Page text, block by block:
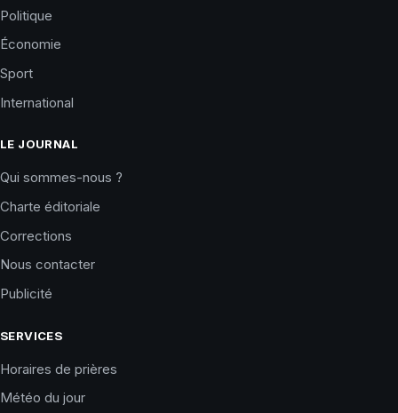
Politique
Économie
Sport
International
LE JOURNAL
Qui sommes-nous ?
Charte éditoriale
Corrections
Nous contacter
Publicité
SERVICES
Horaires de prières
Météo du jour